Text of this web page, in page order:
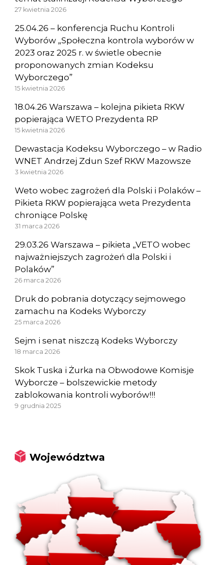
27 kwietnia 2026
25.04.26 – konferencja Ruchu Kontroli
Wyborów „Społeczna kontrola wyborów w
2023 oraz 2025 r. w świetle obecnie
proponowanych zmian Kodeksu
Wyborczego”
15 kwietnia 2026
18.04.26 Warszawa – kolejna pikieta RKW
popierająca WETO Prezydenta RP
15 kwietnia 2026
Dewastacja Kodeksu Wyborczego – w Radio
WNET Andrzej Zdun Szef RKW Mazowsze
3 kwietnia 2026
Weto wobec zagrożeń dla Polski i Polaków –
Pikieta RKW popierająca weta Prezydenta
chroniące Polskę
31 marca 2026
29.03.26 Warszawa – pikieta „VETO wobec
najważniejszych zagrożeń dla Polski i
Polaków”
26 marca 2026
Druk do pobrania dotyczący sejmowego
zamachu na Kodeks Wyborczy
25 marca 2026
Sejm i senat niszczą Kodeks Wyborczy
18 marca 2026
Skok Tuska i Żurka na Obwodowe Komisje
Wyborcze – bolszewickie metody
zablokowania kontroli wyborów!!!
9 grudnia 2025
Województwa